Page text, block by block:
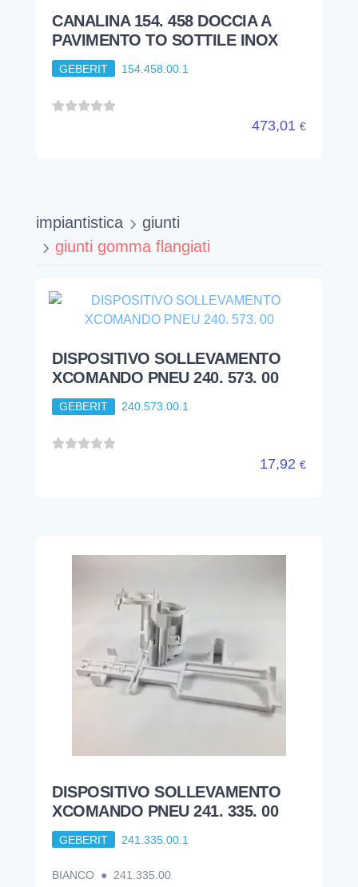
CANALINA 154. 458 DOCCIA A
PAVIMENTO TO SOTTILE INOX
GEBERIT 154.458.00.1
473,01 €
impiantistica
giunti
giunti gomma flangiati
DISPOSITIVO SOLLEVAMENTO
XCOMANDO PNEU 240. 573. 00
GEBERIT 240.573.00.1
17,92 €
DISPOSITIVO SOLLEVAMENTO
XCOMANDO PNEU 241. 335. 00
GEBERIT 241.335.00.1
BIANCO ● 241.335.00